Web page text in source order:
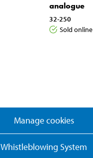
analogue
32-250
Sold online
Manage cookies
Whistleblowing System